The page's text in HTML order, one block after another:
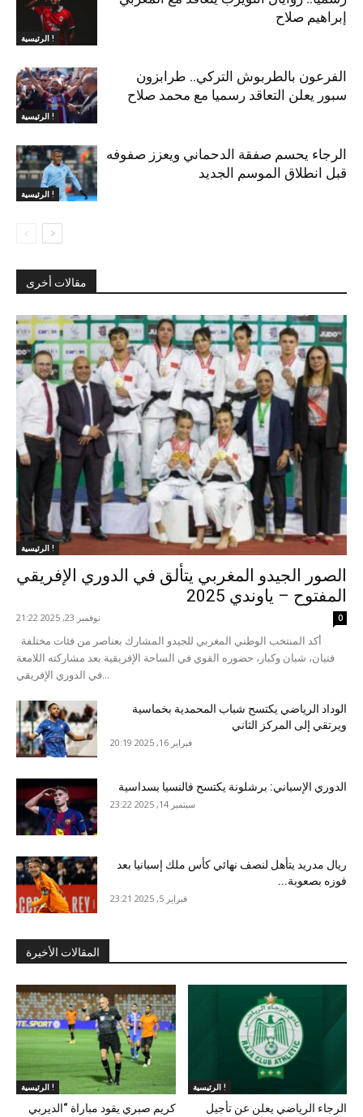
الرئيسية !
إبراهيم صلاح
الرئيسية !
الفرعون بالطربوش التركي.. طرابزون
سبور يعلن التعاقد رسميا مع محمد صلاح
الرئيسية !
الرجاء يحسم صفقة الدحماني ويعزز صفوفه
قبل انطلاق الموسم الجديد
مقالات أخرى
الرئيسية !
الصور الجيدو المغربي يتألق في الدوري الإفريقي
المفتوح – ياوندي 2025
نوفمبر 23, 2025 21:22 0
فتيان، شبان وكبار، حضوره القوي في الساحة الإفريقية بعد مشاركته اللامعة
في الدوري الإفريقي...
الوداد الرياضي يكتسح شباب المحمدية بخماسية
ويرتقي إلى المركز الثاني
فبراير 16, 2025 20:19
الدوري الإسباني: برشلونة يكتسح فالنسيا بسداسية
سبتمبر 14, 2025 23:22
ريال مدريد يتأهل لنصف نهائي كأس ملك إسبانيا بعد
فوزه بصعوبة...
فبراير 5, 2025 23:21
المقالات الأخيرة
الرئيسية !
كريم صبري يقود مباراة “الديربي
الرئيسية !
الرجاء الرياضي يعلن عن تأجيل